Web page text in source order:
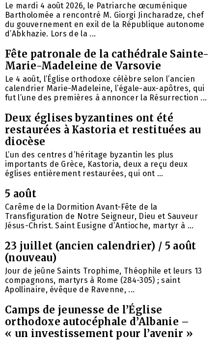
Le mardi 4 août 2026, le Patriarche œcuménique
Bartholomée a rencontré M. Giorgi Jincharadze, chef
du gouvernement en exil de la République autonome
d’Abkhazie. Lors de la ...
Fête patronale de la cathédrale Sainte-
Marie-Madeleine de Varsovie
Le 4 août, l’Église orthodoxe célèbre selon l’ancien
calendrier Marie-Madeleine, l’égale-aux-apôtres, qui
fut l’une des premières à annoncer la Résurrection ...
Deux églises byzantines ont été
restaurées à Kastoria et restituées au
diocèse
L’un des centres d’héritage byzantin les plus
importants de Grèce, Kastoria, deux a reçu deux
églises entièrement restaurées, qui ont ...
5 août
Carême de la Dormition Avant-Fête de la
Transfiguration de Notre Seigneur, Dieu et Sauveur
Jésus-Christ. Saint Eusigne d’Antioche, martyr à ...
23 juillet (ancien calendrier) / 5 août
(nouveau)
Jour de jeûne Saints Trophime, Théophile et leurs 13
compagnons, martyrs à Rome (284-305) ; saint
Apollinaire, évêque de Ravenne, ...
Camps de jeunesse de l’Église
orthodoxe autocéphale d’Albanie –
« un investissement pour l’avenir »